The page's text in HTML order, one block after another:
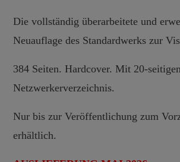
Die vollständig überarbeitete und
Neuauflage des Standardwerks zur
384 Seiten. Hardcover. Mit 20-
Netzwerkerverzeichnis.
Nur bis zur Veröffentlichung zum
erhältlich.